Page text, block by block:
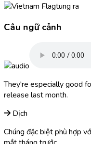
tung ra
Câu ngữ cảnh
They're especially good
release last month.
Dịch
Chúng đặc biệt phù hợp